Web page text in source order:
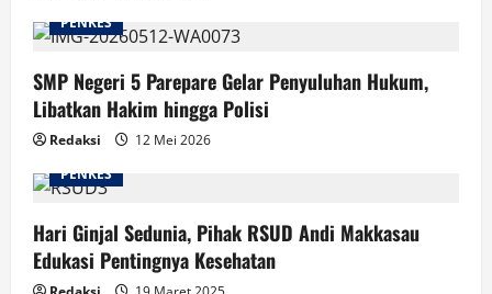
PENKES
SMP Negeri 5 Parepare Gelar Penyuluhan Hukum,
Libatkan Hakim hingga Polisi
Redaksi
12 Mei 2026
PENKES
Hari Ginjal Sedunia, Pihak RSUD Andi Makkasau
Edukasi Pentingnya Kesehatan